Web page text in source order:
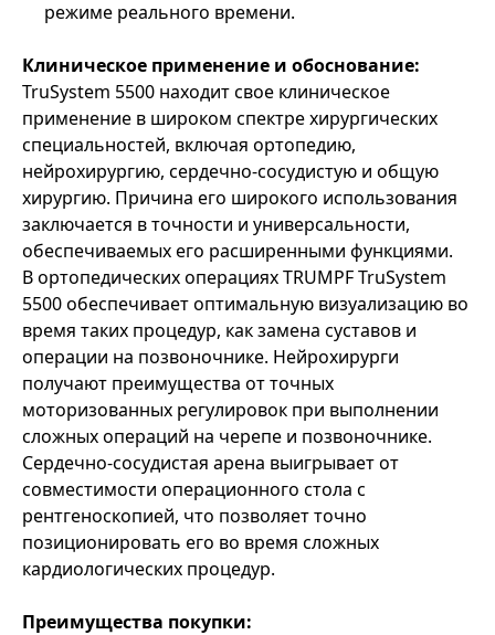
режиме реального времени.
Клиническое применение и обоснование:
TruSystem 5500 находит свое клиническое
применение в широком спектре хирургических
специальностей, включая ортопедию,
нейрохирургию, сердечно-сосудистую и общую
хирургию. Причина его широкого использования
заключается в точности и универсальности,
обеспечиваемых его расширенными функциями.
В ортопедических операциях TRUMPF TruSystem
5500 обеспечивает оптимальную визуализацию во
время таких процедур, как замена суставов и
операции на позвоночнике. Нейрохирурги
получают преимущества от точных
моторизованных регулировок при выполнении
сложных операций на черепе и позвоночнике.
Сердечно-сосудистая арена выигрывает от
совместимости операционного стола с
рентгеноскопией, что позволяет точно
позиционировать его во время сложных
кардиологических процедур.
Преимущества покупки: